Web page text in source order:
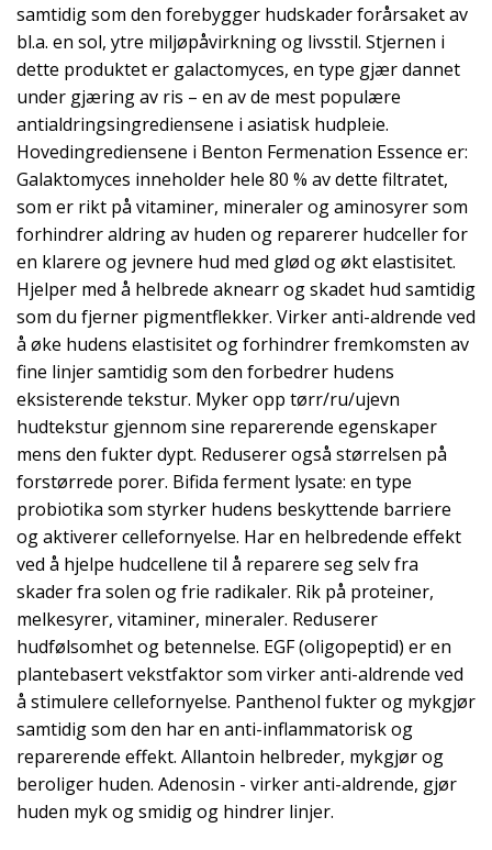
samtidig som den forebygger hudskader forårsaket av
bl.a. en sol, ytre miljøpåvirkning og livsstil. Stjernen i
dette produktet er galactomyces, en type gjær dannet
under gjæring av ris – en av de mest populære
antialdringsingrediensene i asiatisk hudpleie.
Hovedingrediensene i Benton Fermenation Essence er:
Galaktomyces inneholder hele 80 % av dette filtratet,
som er rikt på vitaminer, mineraler og aminosyrer som
forhindrer aldring av huden og reparerer hudceller for
en klarere og jevnere hud med glød og økt elastisitet.
Hjelper med å helbrede aknearr og skadet hud samtidig
som du fjerner pigmentflekker. Virker anti-aldrende ved
å øke hudens elastisitet og forhindrer fremkomsten av
fine linjer samtidig som den forbedrer hudens
eksisterende tekstur. Myker opp tørr/ru/ujevn
hudtekstur gjennom sine reparerende egenskaper
mens den fukter dypt. Reduserer også størrelsen på
forstørrede porer. Bifida ferment lysate: en type
probiotika som styrker hudens beskyttende barriere
og aktiverer cellefornyelse. Har en helbredende effekt
ved å hjelpe hudcellene til å reparere seg selv fra
skader fra solen og frie radikaler. Rik på proteiner,
melkesyrer, vitaminer, mineraler. Reduserer
hudfølsomhet og betennelse. EGF (oligopeptid) er en
plantebasert vekstfaktor som virker anti-aldrende ved
å stimulere cellefornyelse. Panthenol fukter og mykgjør
samtidig som den har en anti-inflammatorisk og
reparerende effekt. Allantoin helbreder, mykgjør og
beroliger huden. Adenosin - virker anti-aldrende, gjør
huden myk og smidig og hindrer linjer.